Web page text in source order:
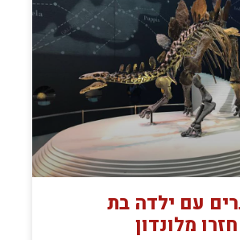
עם ילדה בת
מלונדון